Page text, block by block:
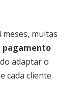
muitas
pagamento
adaptar o
cada cliente.